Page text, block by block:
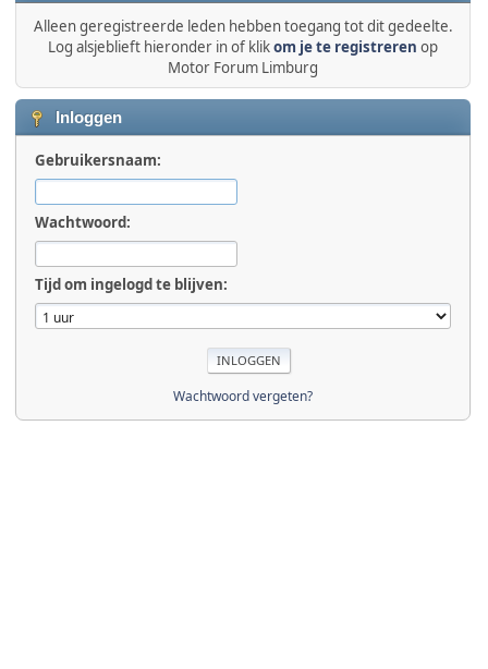
Alleen geregistreerde leden hebben toegang tot dit gedeelte.
Log alsjeblieft hieronder in of klikom je te registreren op
Motor Forum Limburg
Inloggen
Gebruikersnaam:
Wachtwoord:
Tijd om ingelogd te blijven:
Wachtwoord vergeten?